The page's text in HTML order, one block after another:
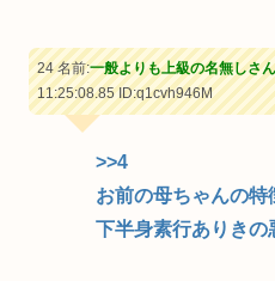
24 名前:一般よりも上級の名無しさ
11:25:08.85ID:q1cvh946M
>>4
お前の母ちゃんの特
下半身素行ありきの